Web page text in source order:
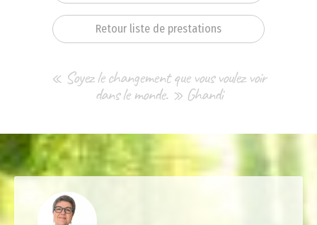
Retour liste de prestations
« Soyez le changement que vous voulez voir
dans le monde. » Ghandi